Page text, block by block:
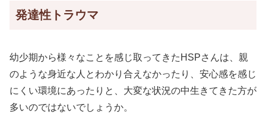
発達性トラウマ
幼少期から様々なことを感じ取ってきたHSPさんは、親
のような身近な人とわかり合えなかったり、安心感を感じ
にくい環境にあったりと、大変な状況の中生きてきた方が
多いのではないでしょうか。